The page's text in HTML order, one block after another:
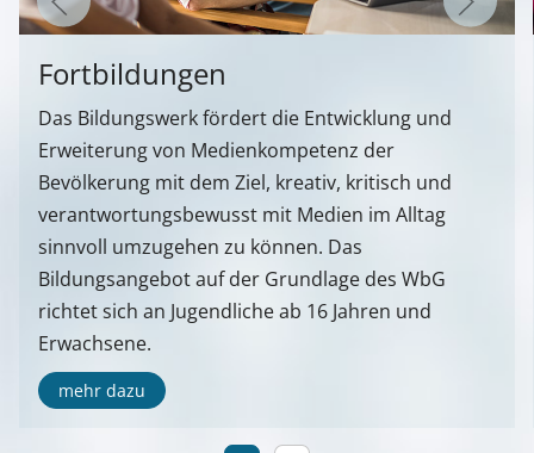
Fortbildungen
Das Bildungswerk fördert die Entwicklung und
Erweiterung von Medienkompetenz der
Bevölkerung mit dem Ziel, kreativ, kritisch und
verantwortungsbewusst mit Medien im Alltag
sinnvoll umzugehen zu können. Das
Bildungsangebot auf der Grundlage des WbG
richtet sich an Jugendliche ab 16 Jahren und
Erwachsene.
mehr dazu